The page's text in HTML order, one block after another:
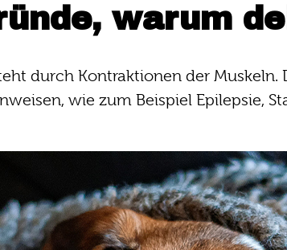
warum
durch Kontraktionen der
wie zum Beispiel Epilepsie,